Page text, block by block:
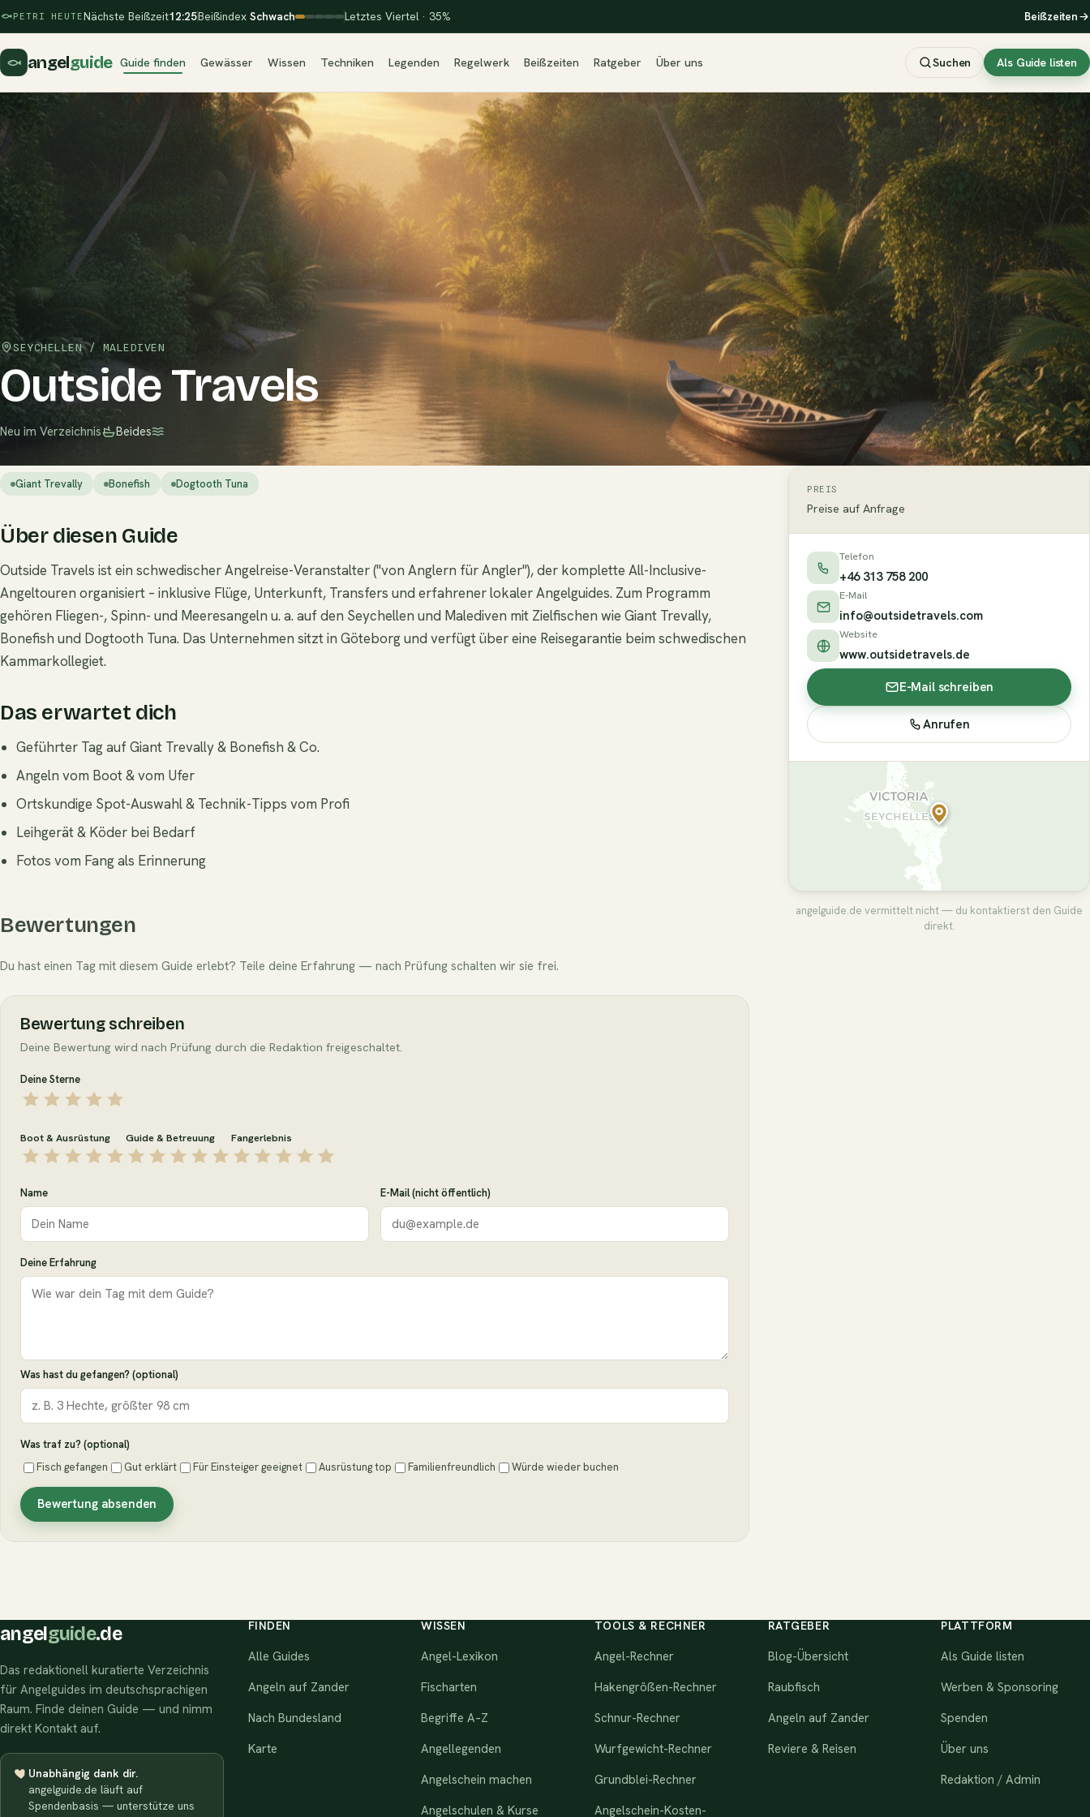
PETRI HEUTENächste Beißzeit12:25Beißindex Schwach Letztes Viertel · 35% Beißzeiten
angelguide Guide finden Gewässer Wissen Techniken Legenden Regelwerk Beißzeiten Ratgeber Über uns Suchen Als Guide listen
SEYCHELLEN / MALEDIVEN
Outside Travels
Neu im Verzeichnis Beides
Giant Trevally Bonefish Dogtooth Tuna
Über diesen Guide
Outside Travels ist ein schwedischer Angelreise-Veranstalter ("von Anglern für Angler"), der komplette All-Inclusive-
Angeltouren organisiert – inklusive Flüge, Unterkunft, Transfers und erfahrener lokaler Angelguides. Zum Programm
gehören Fliegen-, Spinn- und Meeresangeln u. a. auf den Seychellen und Malediven mit Zielfischen wie Giant Trevally,
Bonefish und Dogtooth Tuna. Das Unternehmen sitzt in Göteborg und verfügt über eine Reisegarantie beim schwedischen
Kammarkollegiet.
Das erwartet dich
Geführter Tag auf Giant Trevally & Bonefish & Co.
Angeln vom Boot & vom Ufer
Ortskundige Spot-Auswahl & Technik-Tipps vom Profi
Leihgerät & Köder bei Bedarf
Fotos vom Fang als Erinnerung
Bewertungen
Du hast einen Tag mit diesem Guide erlebt? Teile deine Erfahrung — nach Prüfung schalten wir sie frei.
Bewertung schreiben
Deine Bewertung wird nach Prüfung durch die Redaktion freigeschaltet.
Deine Sterne
Boot & Ausrüstung Guide & Betreuung Fangerlebnis
Name E-Mail (nicht öffentlich)
Deine Erfahrung
Was hast du gefangen? (optional)
Was traf zu? (optional)
Fisch gefangen
Gut erklärt Für Einsteiger geeignet Ausrüstung top Familienfreundlich Würde wieder buchen
Bewertung absenden
PREIS
Preise auf Anfrage
Telefon
+46 313 758 200
E-Mail
info@outsidetravels.com
Website
www.outsidetravels.de
E-Mail schreiben
Anrufen
angelguide.de vermittelt nicht — du kontaktierst den Guide
direkt.
angel guide.de
Das redaktionell kuratierte Verzeichnis
für Angelguides im deutschsprachigen
Raum. Finde deinen Guide — und nimm
direkt Kontakt auf.
Unabhängig dank dir.
angelguide.de läuft auf
Spendenbasis — unterstütze uns
FINDEN
Alle Guides
Angeln auf Zander
Nach Bundesland
Karte
WISSEN
Angel-Lexikon
Fischarten
Begriffe A–Z
Angellegenden
Angelschein machen
Angelschulen & Kurse
TOOLS & RECHNER
Angel-Rechner
Hakengrößen-Rechner
Schnur-Rechner
Wurfgewicht-Rechner
Grundblei-Rechner
Angelschein-Kosten-
RATGEBER
Blog-Übersicht
Raubfisch
Angeln auf Zander
Reviere & Reisen
PLATTFORM
Als Guide listen
Werben & Sponsoring
Spenden
Über uns
Redaktion / Admin